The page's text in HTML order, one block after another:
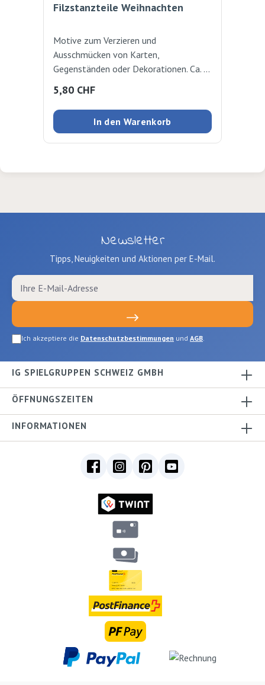
Filzstanzteile Weihnachten
Motive zum Verzieren und
Ausschmücken von Karten,
Gegenständen oder Dekorationen. Ca. 1
(z.B. Sterne, Schneemänner,
Tannenbäume, Lebkuchenmotive,
Weihnachtsmann usw.) in den Farben
Grün, Gelb, Rot, Weiss, Dunkelblau,
Regulärer Preis:
5,80 CHF
In den Warenkorb
Newsletter
Tipps, Neuigkeiten und Aktionen per E-Mail.
Ich akzeptiere die Datenschutzbestimmungen und AGB.
IG SPIELGRUPPEN SCHWEIZ GMBH
ÖFFNUNGSZEITEN
INFORMATIONEN